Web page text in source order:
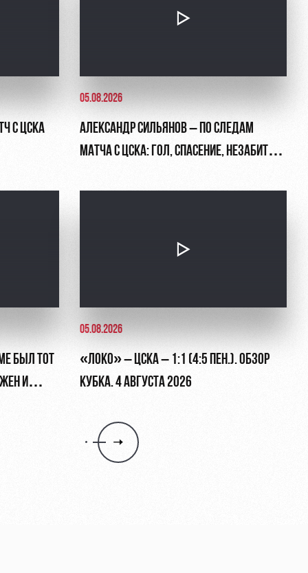
С ЦСКА
05.08.2026
АЛЕКСАНДР СИЛЬЯНОВ – ПО СЛЕДАМ
МАТЧА С ЦСКА: ГОЛ, СПАСЕНИЕ, НЕЗАБИТЫЙ
БЫЛ ТОТ
И
05.08.2026
«ЛОКО» – ЦСКА – 1:1 (4:5 ПЕН.). ОБЗОР
КУБКА. 4 АВГУСТА 2026